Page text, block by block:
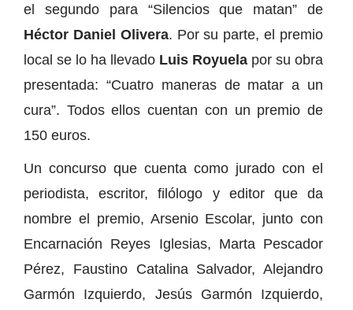
el segundo para “Silencios que matan” de
Héctor Daniel Olivera. Por su parte, el premio
local se lo ha llevado Luis Royuela por su obra
presentada: “Cuatro maneras de matar a un
cura”. Todos ellos cuentan con un premio de
150 euros.
Un concurso que cuenta como jurado con el
periodista, escritor, filólogo y editor que da
nombre el premio, Arsenio Escolar, junto con
Encarnación Reyes Iglesias, Marta Pescador
Pérez, Faustino Catalina Salvador, Alejandro
Garmón Izquierdo, Jesús Garmón Izquierdo,